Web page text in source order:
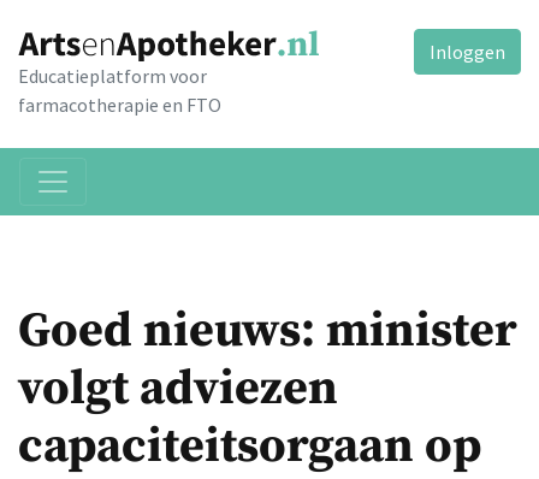
Educatieplatform voor
farmacotherapie en FTO
Inloggen
Goed nieuws: minister
volgt adviezen
capaciteitsorgaan op